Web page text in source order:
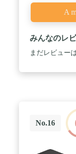
みんなのレ
まだレビュー
No.16